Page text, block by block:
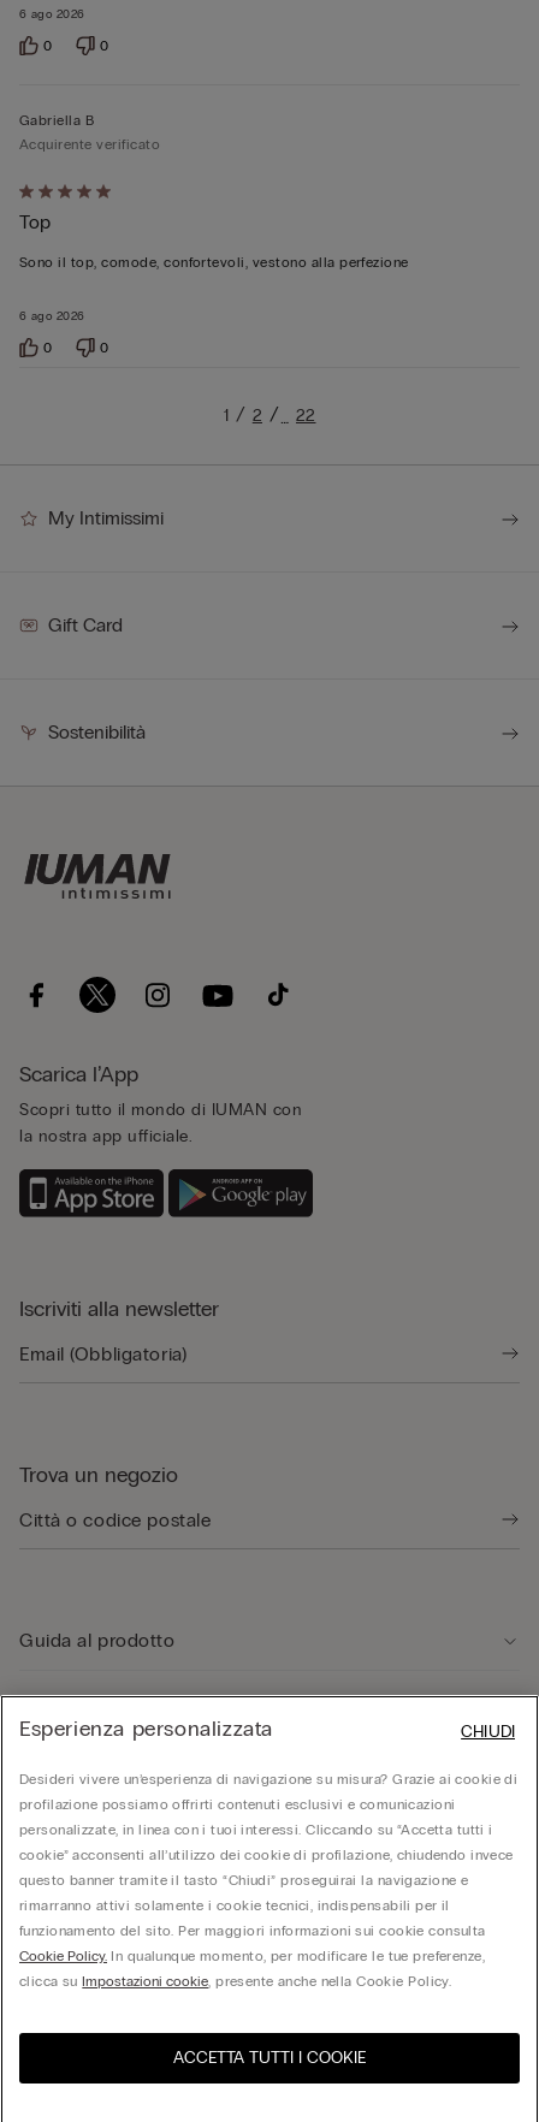
Seleziona la taglia
6 ago 2026
0 0
Valutato
5
su
6 ago 2026
Gabriella B
Acquirente verificato
Top
Sono il top, comode, confortevoli, vestono alla perfezione
0 0
1 2 … 22
My Intimissimi
Gift Card
Sostenibilità
Scarica l’App
Scopri tutto il mondo di IUMAN con
la nostra app ufficiale.
Iscriviti alla newsletter
Trova un negozio
Guida al prodotto
Area Legale
Corporate
© Calzedonia S.p.A | P.iva 02253210237 | Sede Legale: Malcesine (VR), Via Portici
Umberto Primo n. 5/3 | Cod. Fisc. e n.iscr. al Reg. Imprese di Verona: 01037050422 |
REA: VR – 205310 | Capitale sociale: Euro 212.000.000,00 | Società soggetta a
Visita l'e-store del tuo paese United States
Esperienza personalizzata
Desideri vivere un’esperienza di navigazione su misura? Grazie ai cookie di
profilazione possiamo offrirti contenuti esclusivi e comunicazioni
personalizzate, in linea con i tuoi interessi. Cliccando su “Accetta tutti i
cookie” acconsenti all’utilizzo dei cookie di profilazione, chiudendo invece
questo banner tramite il tasto “Chiudi” proseguirai la navigazione e
rimarranno attivi solamente i cookie tecnici, indispensabili per il
funzionamento del sito. Per maggiori informazioni sui cookie consulta
Cookie Policy. In qualunque momento, per modificare le tue preferenze,
clicca suImpostazioni cookie, presente anche nella Cookie Policy.
ACCETTA TUTTI I COOKIE
CHIUDI